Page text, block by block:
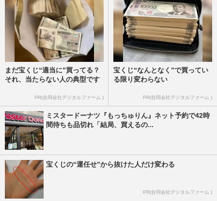
まだ宝くじ“適当に”買ってる？
それ、当たらない人の典型です
PR(合同会社デジタルファーム )
宝くじ“なんとなく”で買ってい
る限り変わらない
PR(合同会社デジタルファーム )
ミスタードーナツ『もっちゅりん』ネット予約で42時
間待ちも品切れ「結局、買えるの...
宝くじの“運任せ”から抜けた人だけ変わる
PR(合同会社デジタルファーム )